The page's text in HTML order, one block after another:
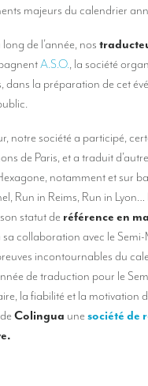
majeurs du calendrier
de l’année, nos
A.S.O., la société
dans la préparation de cet
notre société a participé,
de Paris, et a traduit
notamment et sur
Run in Reims, Run in
statut de référence en
sa collaboration avec le
incontournables du
de traduction pour le
la fiabilité et la motivation
Colingua unesociété de